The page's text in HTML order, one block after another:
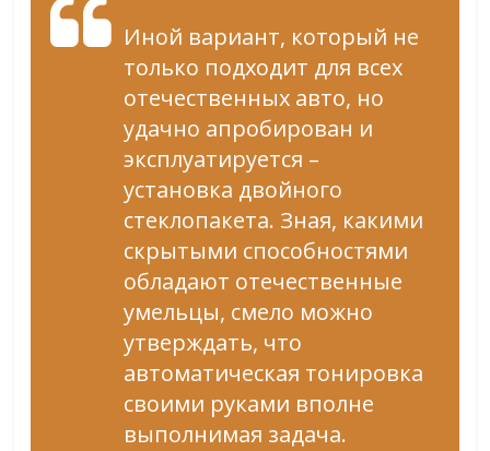
Иной вариант, который не
только подходит для всех
отечественных авто, но
удачно апробирован и
эксплуатируется –
установка двойного
стеклопакета. Зная, какими
скрытыми способностями
обладают отечественные
умельцы, смело можно
утверждать, что
автоматическая тонировка
своими руками вполне
выполнимая задача.